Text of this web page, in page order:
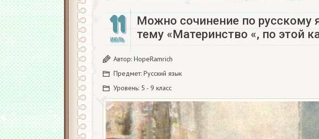
11
ИЮЛЬ
Можно сочинение по русскому
тему «Материнство «, по этой
Автор: HopeRamrich
Предмет: Русский язык
Уровень: 5 - 9 класс